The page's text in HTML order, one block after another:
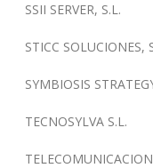
SSII SERVER, S.L.
STICC SOLUCIONES,
SYMBIOSIS
TECNOSYLVA S.L.